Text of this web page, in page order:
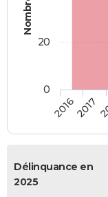
20162017
0
20
Délinquance en
2025